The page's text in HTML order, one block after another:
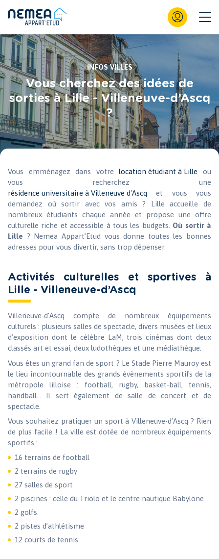
INFOS VILLES
Vous cherchez des idées de
sorties à Lille - Villeneuve-d’Ascq
?
Vous emménagez dans votrelocation étudiant à Lille ou
vous recherchez une
résidence universitaire à Villeneuve d'Ascq et vous vous
demandez où sortir avec vos amis ? Lille accueille de
nombreux étudiants chaque année et propose une offre
culturelle riche et accessible à tous les budgets. Où sortir à
Lille ? Nemea Appart’Etud vous donne toutes les bonnes
adresses pour vous divertir, sans trop dépenser.
Activités culturelles et sportives à
Lille - Villeneuve-d’Ascq
Villeneuve-d'Ascq compte de nombreux équipements
culturels : plusieurs salles de spectacle, divers musées et lieux
d’exposition dont le célèbre LaM, trois cinémas dont deux
classés art et essai, deux ludothèques et une médiathèque.
Vous êtes un grand fan de sport ? Le Stade Pierre Mauroy est
le lieu incontournable des grands évènements sportifs de la
métropole lilloise : football, rugby, basket-ball, tennis,
handball… Il sert également de salle de concert et de
spectacle.
Vous souhaitez pratiquer un sport à Villeneuve-d’Ascq ? Rien
de plus facile ! La ville est dotée de nombreux équipements
sportifs :
16 terrains de football
2 terrains de rugby
27 salles de sport
2 piscines : celle du Triolo et le centre nautique Babylone
2 golfs
2 pistes d’athlétisme
12 courts de tennis